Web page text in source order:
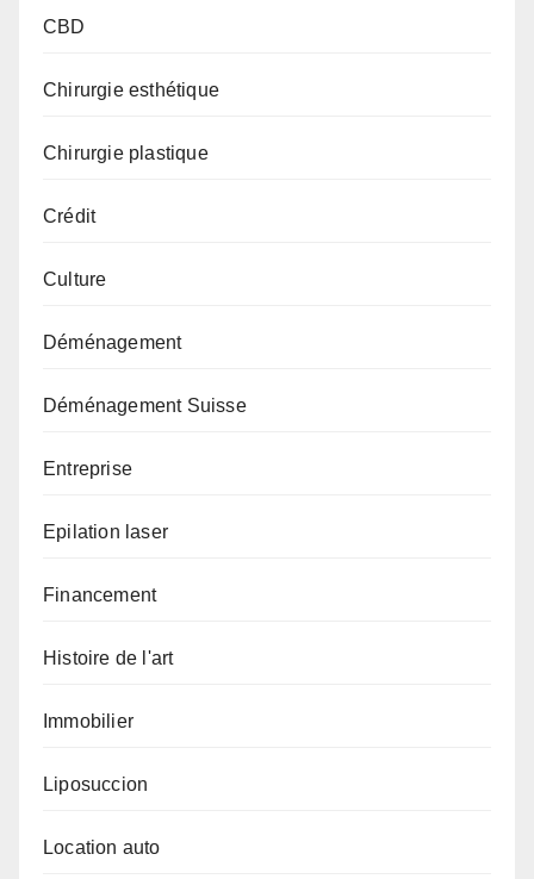
CBD
Chirurgie esthétique
Chirurgie plastique
Crédit
Culture
Déménagement
Déménagement Suisse
Entreprise
Epilation laser
Financement
Histoire de l'art
Immobilier
Liposuccion
Location auto